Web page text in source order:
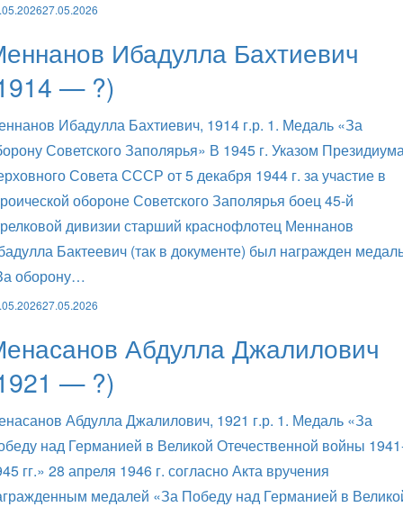
27.05.2026
Ибадулла Бахтиевич
— ?)
Ибадулла Бахтиевич, 1914 г.р. 1. Медаль «За
Советского Заполярья» В 1945 г. Указом
Совета СССР от 5 декабря 1944 г. за участие в
обороне Советского Заполярья боец 45-й
дивизии старший краснофлотец Меннанов
Бактеевич (так в документе) был награжден
оборону…
27.05.2026
Абдулла Джалилович
— ?)
Абдулла Джалилович, 1921 г.р. 1. Медаль «За
над Германией в Великой Отечественной войны
гг.» 28 апреля 1946 г. согласно Акта вручения
медалей «За Победу над Германией в